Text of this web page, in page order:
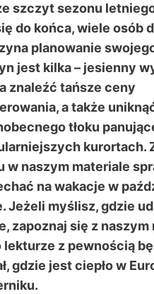
szczyt sezonu
do końca, wiele osób
planowanie
jest kilka – jesienny
znaleźć tańsze ceny
a także
tłoku
kurortach.
w naszym materiale
na wakacje w
Jeżeli myślisz, gdzie
zapoznaj się z naszym
lekturze z pewnością
gdzie jest ciepło w